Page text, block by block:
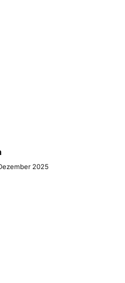
2025